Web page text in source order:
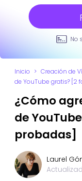
No
Inicio > Creación de
de YouTube gratis? [2
¿Cómo
de
probadas]
Laurel